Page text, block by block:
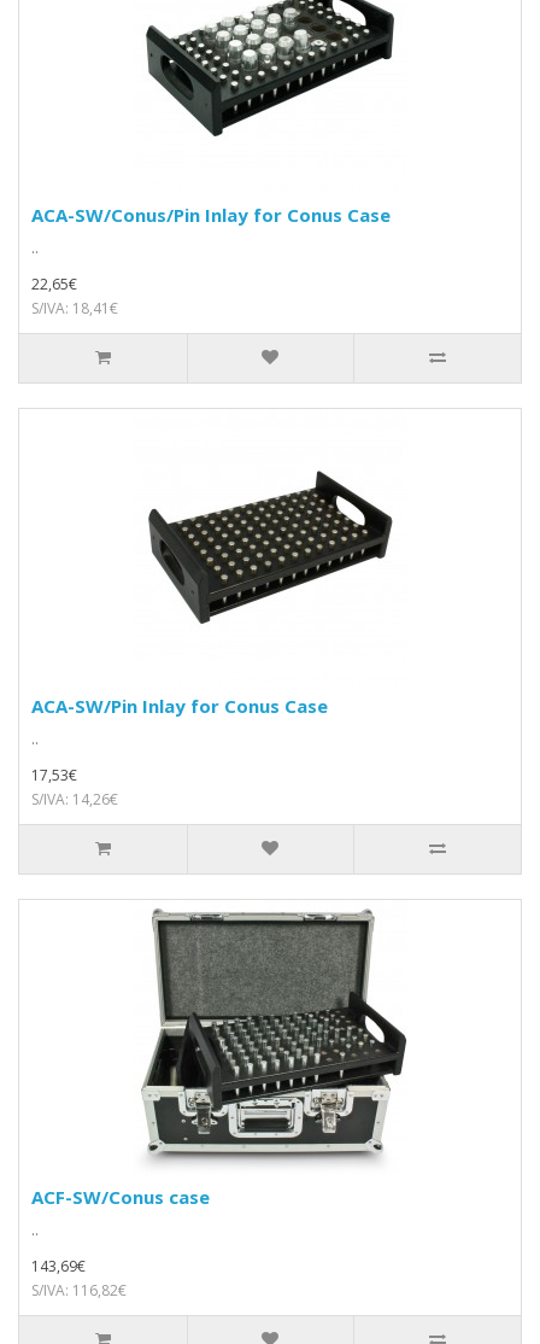
ACA-SW/Conus/Pin Inlay for Conus Case
..
22,65€
S/IVA: 18,41€
ACA-SW/Pin Inlay for Conus Case
..
17,53€
S/IVA: 14,26€
ACF-SW/Conus case
..
143,69€
S/IVA: 116,82€